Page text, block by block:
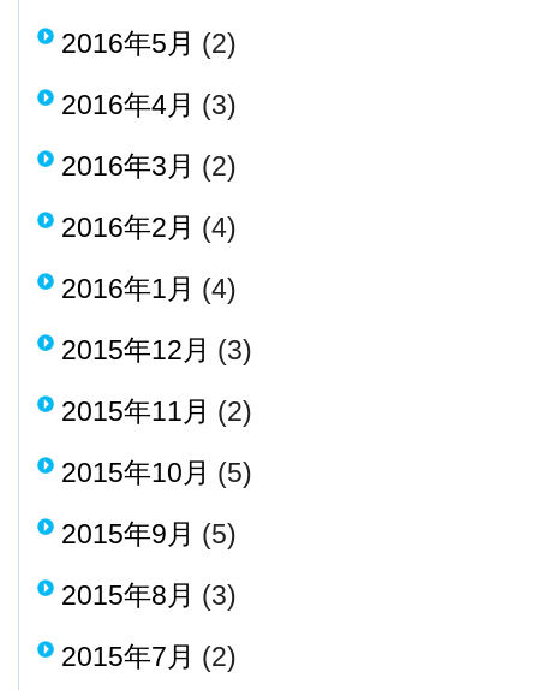
2016年5月 (2)
2016年4月 (3)
2016年3月 (2)
2016年2月 (4)
2016年1月 (4)
2015年12月 (3)
2015年11月 (2)
2015年10月 (5)
2015年9月 (5)
2015年8月 (3)
2015年7月 (2)